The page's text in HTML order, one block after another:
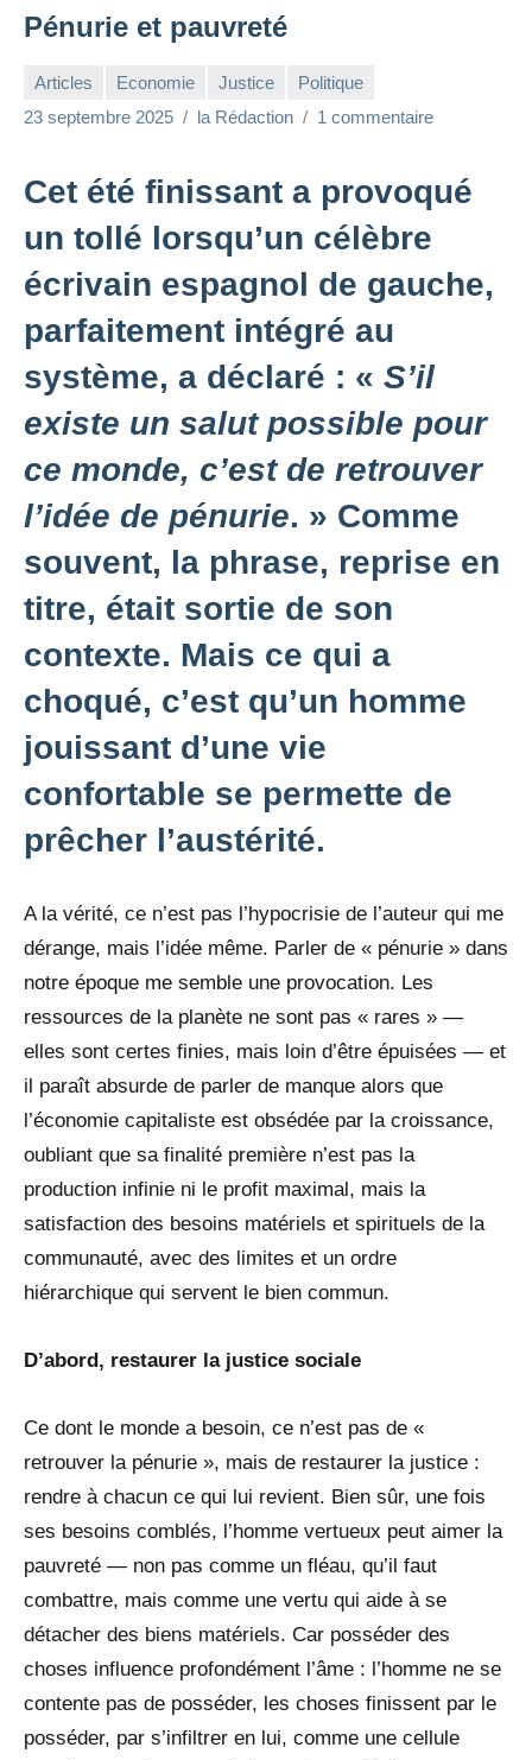
Pénurie et pauvreté
Articles Economie Justice
Politique
23 septembre 2025
la Rédaction 1 commentaire
Cet été finissant a provoqué
un tollé lorsqu’un célèbre
écrivain espagnol de gauche,
parfaitement intégré au
système, a déclaré : « S’il
existe un salut possible pour
ce monde, c’est de retrouver
l’idée de pénurie. » Comme
souvent, la phrase, reprise en
titre, était sortie de son
contexte. Mais ce qui a
choqué, c’est qu’un homme
jouissant d’une vie
confortable se permette de
prêcher l’austérité.
A la vérité, ce n’est pas l’hypocrisie de l’auteur qui me
dérange, mais l’idée même. Parler de « pénurie » dans
notre époque me semble une provocation. Les
ressources de la planète ne sont pas « rares » —
elles sont certes finies, mais loin d’être épuisées — et
il paraît absurde de parler de manque alors que
l’économie capitaliste est obsédée par la croissance,
oubliant que sa finalité première n’est pas la
production infinie ni le profit maximal, mais la
satisfaction des besoins matériels et spirituels de la
communauté, avec des limites et un ordre
hiérarchique qui servent le bien commun.
D’abord, restaurer la justice sociale
Ce dont le monde a besoin, ce n’est pas de «
retrouver la pénurie », mais de restaurer la justice :
rendre à chacun ce qui lui revient. Bien sûr, une fois
ses besoins comblés, l’homme vertueux peut aimer la
pauvreté — non pas comme un fléau, qu’il faut
combattre, mais comme une vertu qui aide à se
détacher des biens matériels. Car posséder des
choses influence profondément l’âme : l’homme ne se
contente pas de posséder, les choses finissent par le
posséder, par s’infiltrer en lui, comme une cellule